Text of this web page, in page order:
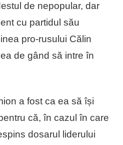
de nepopular, dar
cu partidul său
pro-rusului Călin
de gând să intre în
a fost ca ea să își
că, în cazul în care
dosarul liderului